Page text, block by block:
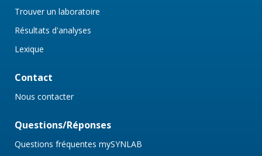
Trouver un laboratoire
Résultats d'analyses
Lexique
Contact
Nous contacter
Questions/Réponses
Questions fréquentes mySYNLAB